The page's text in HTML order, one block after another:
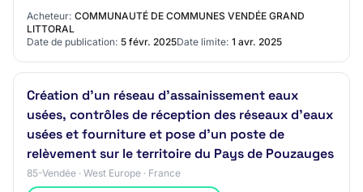
station d'épuration Code CPV principal - Desc…
Acheteur: COMMUNAUTÉ DE COMMUNES VENDÉE GRAND
LITTORAL
Date de publication: 5 févr. 2025Date limite: 1 avr. 2025
Création d'un réseau d'assainissement eaux
usées, contrôles de réception des réseaux d'eaux
usées et fourniture et pose d'un poste de
relèvement sur le territoire du Pays de Pouzauges
85-Vendée · West Europe · France